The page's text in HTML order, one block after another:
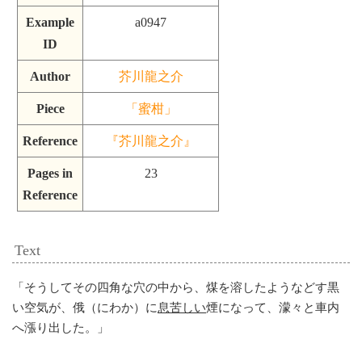
Example
ID
a0947
Author 芥川龍之介
Piece 「蜜柑」
Reference 『芥川龍之介』
Pages in
Reference
23
Text
「 そうしてその四角な穴の中から、煤を溶したようなどす黒
い空気が、俄（にわか）に息苦しい煙になって、濛々と車内
へ漲り出した。
」